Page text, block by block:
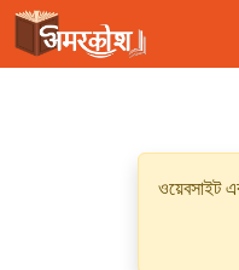
ওয়েবসাইট